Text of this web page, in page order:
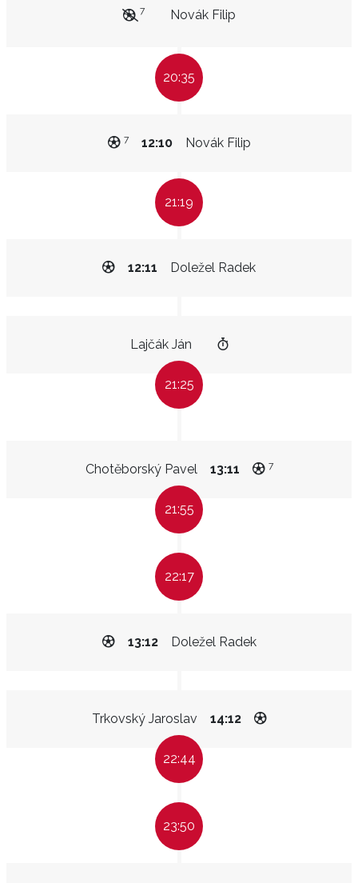
Novák Filip
7
20:35
Novák Filip
12:10
7
21:19
Doležel Radek
12:11
Lajčák Ján
21:25
Chotěborský Pavel 13:11 7
21:55
22:17
Doležel Radek
13:12
Trkovský Jaroslav 14:12
22:44
23:50